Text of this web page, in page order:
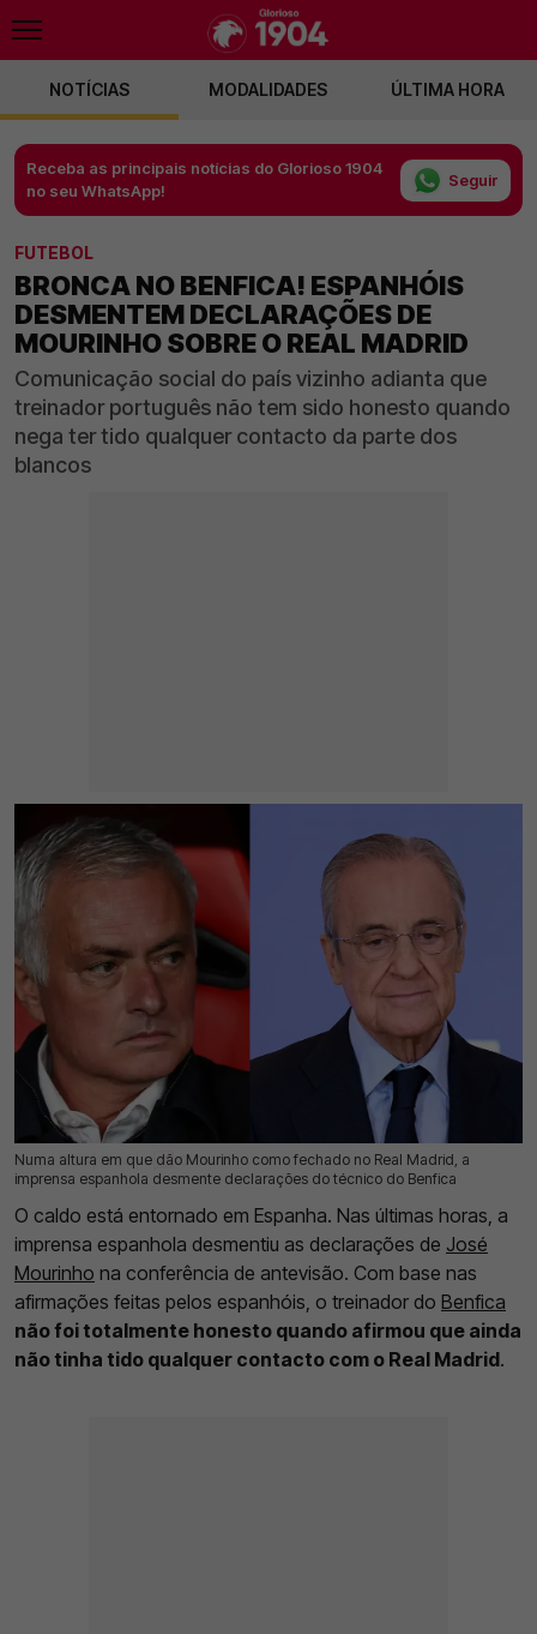
NOTÍCIAS MODALIDADES ÚLTIMA HORA
Receba as principais notícias do Glorioso 1904
no seu WhatsApp!
Seguir
FUTEBOL
BRONCA NO BENFICA! ESPANHÓIS
DESMENTEM DECLARAÇÕES DE
MOURINHO SOBRE O REAL MADRID
Comunicação social do país vizinho adianta que
treinador português não tem sido honesto quando
nega ter tido qualquer contacto da parte dos
blancos
Numa altura em que dão Mourinho como fechado no Real Madrid, a
imprensa espanhola desmente declarações do técnico do Benfica
16 Mai 2026 | 15:36 | 0
O caldo está entornado em Espanha. Nas últimas horas, a
imprensa espanhola desmentiu as declarações de José
Mourinho na conferência de antevisão. Com base nas
afirmações feitas pelos espanhóis, o treinador do Benfica
não foi totalmente honesto quando afirmou que ainda
não tinha tido qualquer contacto com o Real Madrid.